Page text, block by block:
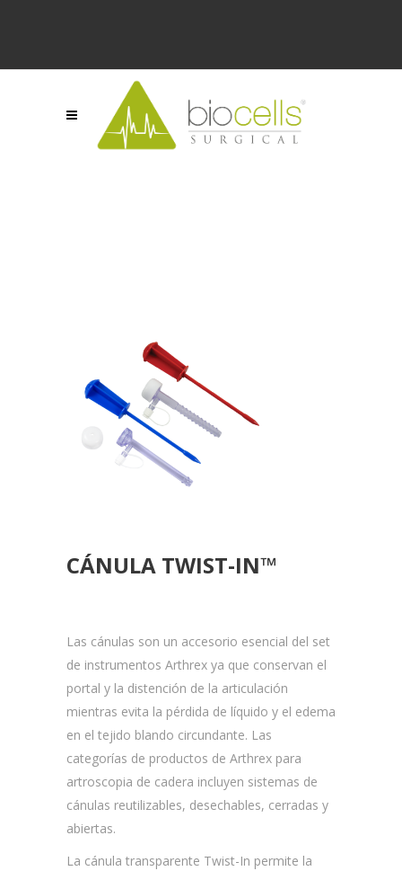
CÁNULA TWIST-IN™
Las cánulas son un accesorio esencial del set
de instrumentos Arthrex ya que conservan el
portal y la distención de la articulación
mientras evita la pérdida de líquido y el edema
en el tejido blando circundante. Las
categorías de productos de Arthrex para
artroscopia de cadera incluyen sistemas de
cánulas reutilizables, desechables, cerradas y
abiertas.
La cánula transparente Twist-In permite la